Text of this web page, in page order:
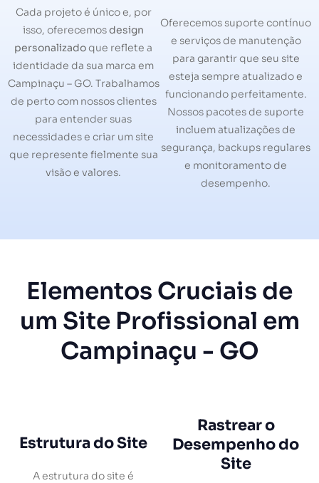
Cada projeto é único e, por
isso, oferecemosdesign
personalizadoque reflete a
identidade da sua marca em
Campinaçu – GO. Trabalhamos
de perto com nossos clientes
para entender suas
necessidades e criar um site
que represente fielmente sua
visão e valores.
Oferecemos suporte contínuo
e serviços de manutenção
para garantir que seu site
esteja sempre atualizado e
funcionando perfeitamente.
Nossos pacotes de suporte
incluem atualizações de
segurança, backups regulares
e monitoramento de
desempenho.
Elementos Cruciais de
um Site Profissional em
Campinaçu - GO
Estrutura do Site
A estrutura do site é
Rastrear o
Desempenho do
Site